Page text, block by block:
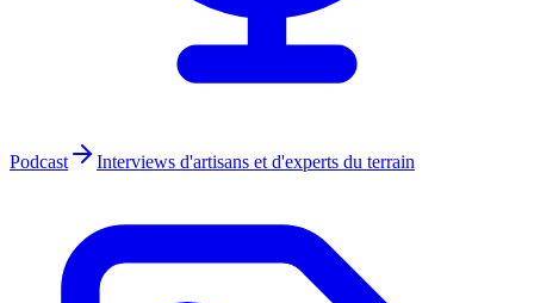
Podcast Interviews d'artisans et d'experts du terrain